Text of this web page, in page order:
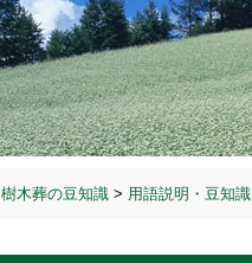
樹木葬の豆知識 > 用語説明・豆知識